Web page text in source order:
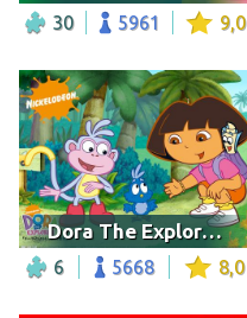
30 5961 9,0
Dora The Explorer 04
6 5668 8,0